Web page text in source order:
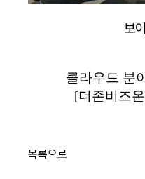
보
클라우드 분
[더존비즈
목록으로